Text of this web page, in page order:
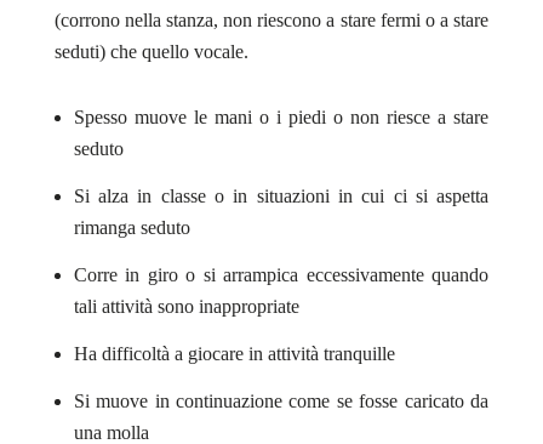
(corrono nella stanza, non riescono a stare fermi o a stare
seduti) che quello vocale.
Spesso muove le mani o i piedi o non riesce a stare
seduto
Si alza in classe o in situazioni in cui ci si aspetta
rimanga seduto
Corre in giro o si arrampica eccessivamente quando
tali attività sono inappropriate
Ha difficoltà a giocare in attività tranquille
Si muove in continuazione come se fosse caricato da
una molla